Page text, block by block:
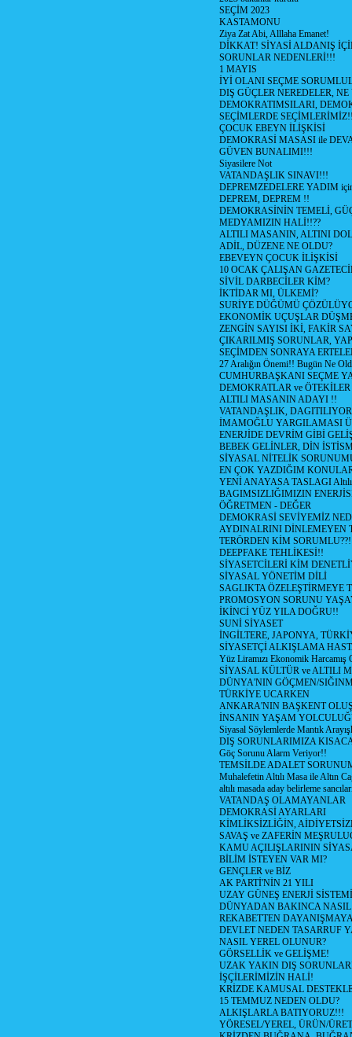
SEÇİM 2023
KASTAMONU
Ziya Zat Abi, Alllaha Emanet!
DİKKAT! SİYASİ ALDANIŞ
SORUNLAR NEDENLERİ!!!
1 MAYIS
İYİ OLANI SEÇME
DIŞ GÜÇLER NEREDELER,
DEMOKRATIMSILARI,
SEÇİMLERDE
ÇOCUK EBEYN İLİŞKİSİ
DEMOKRASİ MASASI ile
GÜVEN BUNALIMI!!!
Siyasilere Not
VATANDAŞLIK SINAVI!!!
DEPREMZEDELERE YADIM
DEPREM, DEPREM !!
DEMOKRASİNİN TEMELİ,
MEDYAMIZIN HALİ!!??
ALTILI MASANIN, ALTINI
ADİL, DÜZENE NE OLDU?
EBEVEYN ÇOCUK İLİŞKİSİ
10 OCAK ÇALIŞAN
SİVİL DARBECİLER KİM?
İKTİDAR MI, ÜLKEMİ?
SURİYE DÜĞÜMÜ
EKONOMİK UÇUŞLAR
ZENGİN SAYISI İKİ, FAKİR
ÇIKARILMIŞ SORUNLAR,
SEÇİMDEN SONRAYA
27 Aralığın Önemi!! Bugün Ne
CUMHURBAŞKANI SEÇME
DEMOKRATLAR ve ÖTEKİLER
ALTILI MASANIN ADAYI !!
VATANDAŞLIK,
İMAMOĞLU YARGILAMASI
ENERJİDE DEVRİM GİBİ
BEBEK GELİNLER, DİN
SİYASAL NİTELİK
EN ÇOK YAZDIĞIM
YENİ ANAYASA TASLAGI Altılı
BAGIMSIZLIĞIMIZIN
ÖĞRETMEN - DEĞER
DEMOKRASİ SEVİYEMİZ
AYDINALRINI DİNLEMEYEN
TERÖRDEN KİM
DEEPFAKE TEHLİKESİ!!
SİYASETCİLERİ KİM
SİYASAL YÖNETİM DİLİ
SAGLIKTA ÖZELEŞTİRMEYE
PROMOSYON SORUNU
İKİNCİ YÜZ YILA DOĞRU!!
SUNİ SİYASET
İNGİLTERE, JAPONYA,
SİYASETÇİ ALKIŞLAMA
Yüz Liramızı Ekonomik Harcamış
SİYASAL KÜLTÜR ve ALTILI
DÜNYA'NIN GÖÇMEN/
TÜRKİYE UCARKEN
ANKARA'NIN BAŞKENT
İNSANIN YAŞAM
Siyasal Söylemlerde Mantık
DIŞ SORUNLARIMIZA
Göç Sorunu Alarm Veriyor!!
TEMSİLDE ADALET
Muhalefetin Altılı Masa ile Altın
altılı masada aday belirleme
VATANDAŞ OLAMAYANLAR
DEMOKRASİ AYARLARI
KİMLİKSİZLİĞİN,
SAVAŞ ve ZAFERİN
KAMU AÇILIŞLARININ
BİLİM İSTEYEN VAR MI?
GENÇLER ve BİZ
AK PARTİ'NİN 21 YILI
UZAY GÜNEŞ ENERJİ SİSTEMİ
DÜNYADAN BAKINCA
REKABETTEN
DEVLET NEDEN TASARRUF
NASIL YEREL OLUNUR?
GÖRSELLİK ve GELİŞME!
UZAK YAKIN DIŞ
İŞÇİLERİMİZİN HALİ!
KRİZDE KAMUSAL
15 TEMMUZ NEDEN OLDU?
ALKIŞLARLA BATIYORUZ!!!
YÖRESEL/YEREL, ÜRÜN/